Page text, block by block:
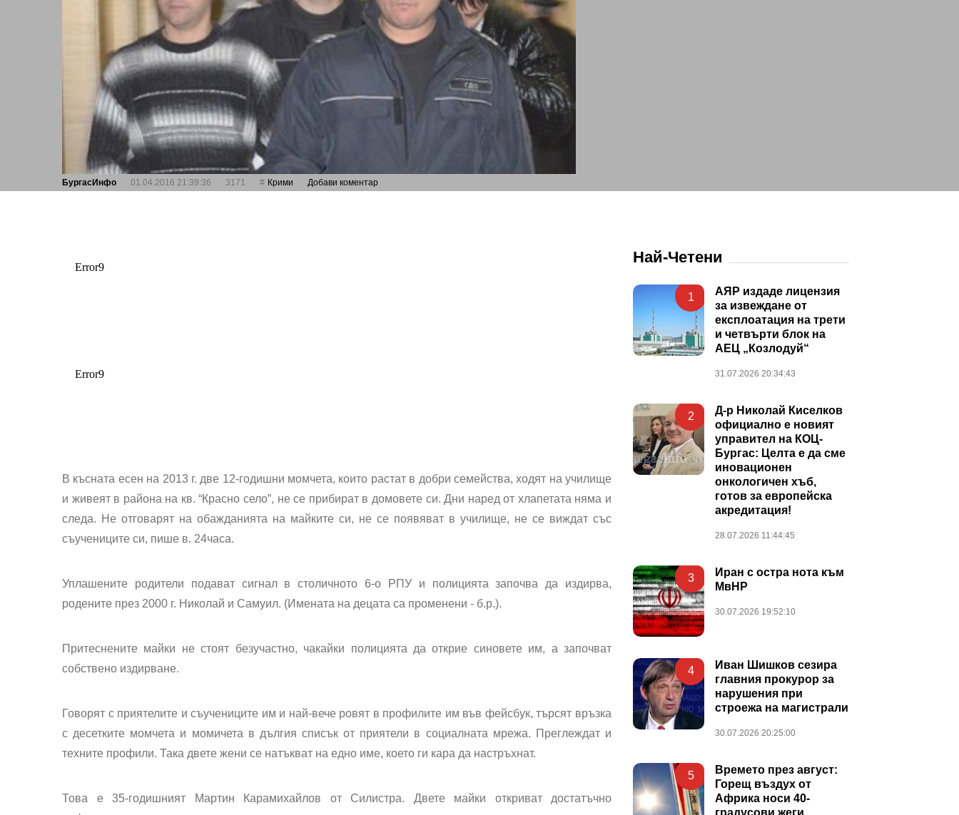
БургасИнфо 01.04.2016 21:39:36 3171 Крими Добави коментар
В късната есен на 2013 г. две 12-годишни момчета, които растат в добри семейства, ходят на училище
и живеят в района на кв. “Красно село”, не се прибират в домовете си. Дни наред от хлапетата няма и
следа. Не отговарят на обажданията на майките си, не се появяват в училище, не се виждат със
съучениците си, пише в. 24часа.
Уплашените родители подават сигнал в столичното 6-о РПУ и полицията започва да издирва,
родените през 2000 г. Николай и Самуил. (Имената на децата са променени - б.р.).
Притеснените майки не стоят безучастно, чакайки полицията да открие синовете им, а започват
собствено издирване.
Говорят с приятелите и съучениците им и най-вече ровят в профилите им във фейсбук, търсят връзка
с десетките момчета и момичета в дългия списък от приятели в социалната мрежа. Преглеждат и
техните профили. Така двете жени се натъкват на едно име, което ги кара да настръхнат.
Това е 35-годишният Мартин Карамихайлов от Силистра. Двете майки откриват достатъчно
Най-Четени
1
АЯР издаде лицензия
за извеждане от
експлоатация на трети
и четвърти блок на
АЕЦ „Козлодуй“
31.07.2026 20:34:43
2
Д-р Николай Киселков
официално е новият
управител на КОЦ-
Бургас: Целта е да сме
иновационен
онкологичен хъб,
готов за европейска
акредитация!
28.07.2026 11:44:45
3
Иран с остра нота към
МвНР
30.07.2026 19:52:10
4
Иван Шишков сезира
главния прокурор за
нарушения при
строежа на магистрали
30.07.2026 20:25:00
5
Времето през август:
Горещ въздух от
Африка носи 40-
градусови жеги